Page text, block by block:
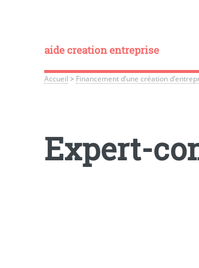
aide creation entreprise
Accueil > Financement d’une création
Expert-